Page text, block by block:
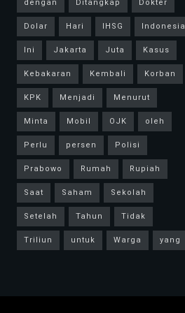
dengan
Ditangkap
Dokter
Dolar
Hari IHSG
Indonesia
Ini
Jakarta Juta
Kasus
Kebakaran
Kembali
Korban
KPK
Menjadi
Menurut
Minta
Mobil OJK
oleh
Perlu
persen
Polisi
Prabowo
Rumah
Rupiah
Saat
Saham
Sekolah
Setelah
Tahun
Tidak
Triliun
untuk Warga yang